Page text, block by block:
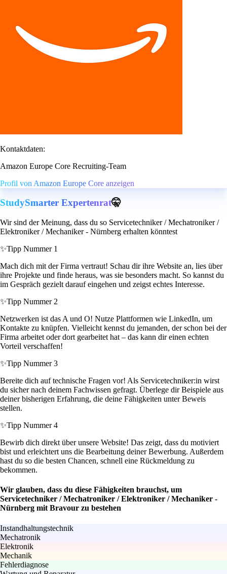
Kontaktdaten:
Amazon Europe Core Recruiting-Team
Profil von Amazon Europe Core anzeigen
StudySmarter Expertenrat🤫
Wir sind der Meinung, dass du so Servicetechniker / Mechatroniker /
Elektroniker / Mechaniker - Nürnberg erhalten könntest
✨Tipp Nummer 1
Mach dich mit der Firma vertraut! Schau dir ihre Website an, lies über
ihre Projekte und finde heraus, was sie besonders macht. So kannst du
im Gespräch gezielt darauf eingehen und zeigst echtes Interesse.
✨Tipp Nummer 2
Netzwerken ist das A und O! Nutze Plattformen wie LinkedIn, um
Kontakte zu knüpfen. Vielleicht kennst du jemanden, der schon bei der
Firma arbeitet oder dort gearbeitet hat – das kann dir einen echten
Vorteil verschaffen!
✨Tipp Nummer 3
Bereite dich auf technische Fragen vor! Als Servicetechniker:in wirst
du sicher nach deinem Fachwissen gefragt. Überlege dir Beispiele aus
deiner bisherigen Erfahrung, die deine Fähigkeiten unter Beweis
stellen.
✨Tipp Nummer 4
Bewirb dich direkt über unsere Website! Das zeigt, dass du motiviert
bist und erleichtert uns die Bearbeitung deiner Bewerbung. Außerdem
hast du so die besten Chancen, schnell eine Rückmeldung zu
bekommen.
Wir glauben, dass du diese Fähigkeiten brauchst, um
Servicetechniker / Mechatroniker / Elektroniker / Mechaniker -
Nürnberg mit Bravour zu bestehen
Instandhaltungstechnik
Mechatronik
Elektronik
Mechanik
Fehlerdiagnose